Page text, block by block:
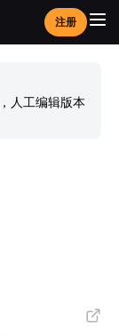
注册
人工编辑版本